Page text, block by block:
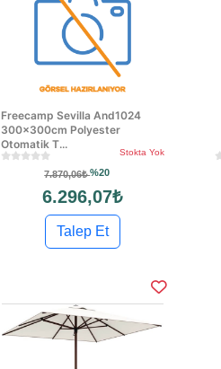
Freecamp Sevilla And1024
300x300cm Polyester
Otomatik T...
Stokta Yok
7.870,06₺%20
6.296,07₺
Talep Et